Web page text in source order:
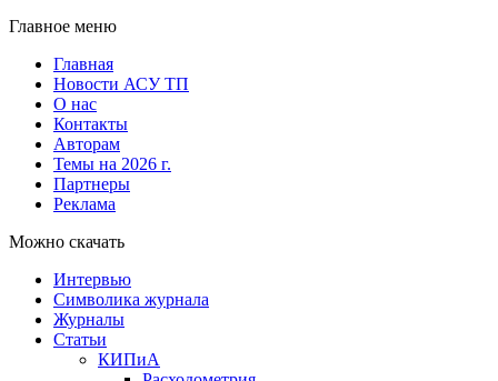
Главное меню
Главная
Новости АСУ ТП
О нас
Контакты
Авторам
Темы на 2026 г.
Партнеры
Реклама
Можно скачать
Интервью
Символика журнала
Журналы
Статьи
КИПиА